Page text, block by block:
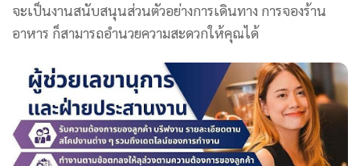
จะเป็นงานสนับสนุนส่วนตัวอย่างการเดินทาง การจองร้าน
อาหาร ก็สามารถอำนวยความสะดวกให้คุณได้